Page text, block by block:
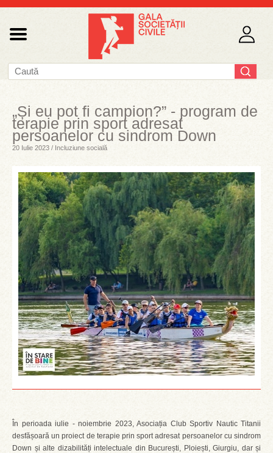
„Și eu pot fi campion?” - program de
terapie prin sport adresat
persoanelor cu sindrom Down
20 Iulie 2023 / Incluziune socială
În perioada iulie - noiembrie 2023, Asociația Club Sportiv Nautic Titanii
desfășoară un proiect de terapie prin sport adresat persoanelor cu sindrom
Down și alte dizabilități intelectuale din București, Ploiești, Giurgiu, dar și